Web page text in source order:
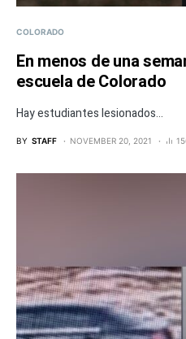
COLORADO
En menos de una
escuela de Colorado
Hay estudiantes lesionados...
BY STAFF NOVEMBER 20, 2021